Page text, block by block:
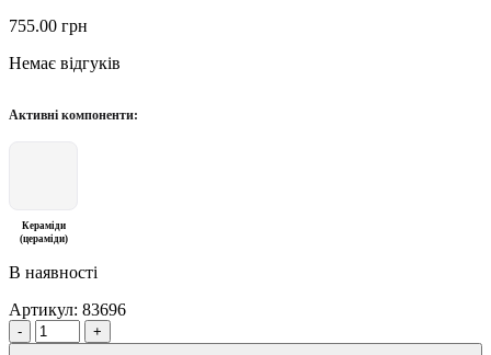
755.00 грн
Немає відгуків
Активні компоненти:
Кераміди
(цераміди)
В наявності
Артикул: 83696
Quantity